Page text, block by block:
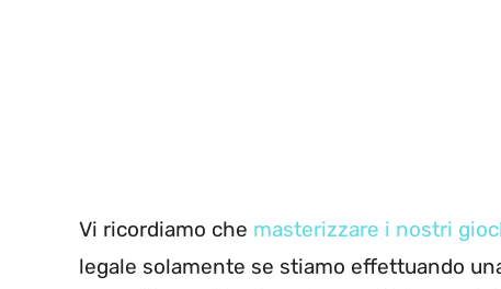
Vi ricordiamo che masterizzare i nostri
legale solamente se stiamo effettuando